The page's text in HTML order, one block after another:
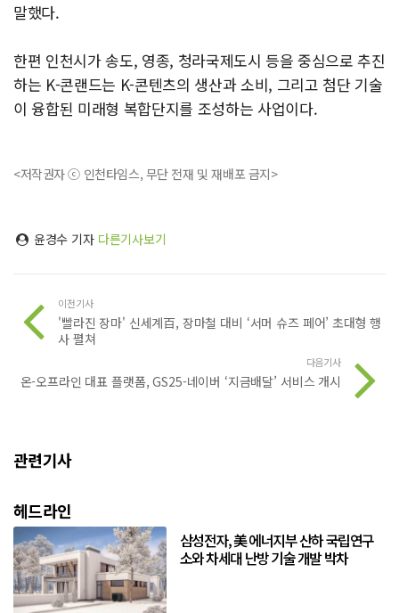
말했다.
한편 인천시가 송도, 영종, 청라국제도시 등을 중심으로 추진
하는 K-콘랜드는 K-콘텐츠의 생산과 소비, 그리고 첨단 기술
이 융합된 미래형 복합단지를 조성하는 사업이다.
<저작권자 ⓒ 인천타임스, 무단 전재 및 재배포 금지>
윤경수 기자 다른기사보기
이전기사
'빨라진 장마' 신세계百, 장마철 대비 ‘서머 슈즈 페어’ 초대형 행
사 펼쳐
다음기사
온-오프라인 대표 플랫폼, GS25-네이버 ‘지금배달’ 서비스 개시
관련기사
헤드라인
삼성전자, 美 에너지부 산하 국립연구
소와 차세대 난방 기술 개발 박차